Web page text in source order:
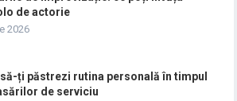
de actorie
2026
ți păstrezi rutina personală în timpul
de serviciu